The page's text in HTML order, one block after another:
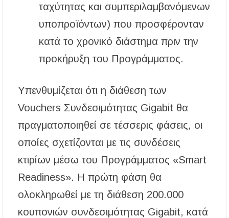
ταχύτητας και συμπεριλαμβανόμενων
υποπροϊόντων) που προσφέρονταν
κατά το χρονικό διάστημα πριν την
προκήρυξη του Προγράμματος.
Υπενθυμίζεται ότι η διάθεση των
Vouchers Συνδεσιμότητας Gigabit θα
πραγματοποιηθεί σε τέσσερις φάσεις, οι
οποίες σχετίζονται με τις συνδέσεις
κτιρίων μέσω του Προγράμματος «Smart
Readiness». Η πρώτη φάση θα
ολοκληρωθεί με τη διάθεση 200.000
κουπονιών συνδεσιμότητας Gigabit, κατά